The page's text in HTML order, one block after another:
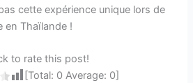
cette expérience unique lors de
en Thaïlande !
to rate this post!
[Total: 0 Average: 0]